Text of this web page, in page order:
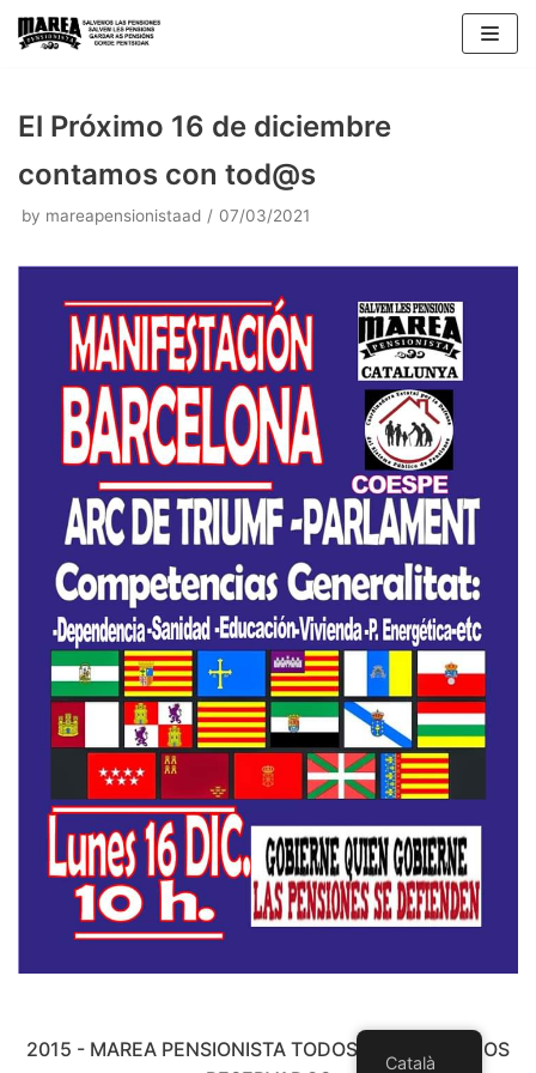
Skip
El Próximo 16 de diciembre
contamos con tod@s
by mareapensionistaad 07/03/2021
2015 - MAREA PENSIONISTA TODOS LOS DERECHOS
Català